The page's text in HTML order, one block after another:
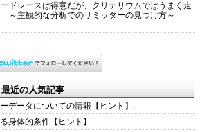
ドレースは得意だが、クリテリウムではうまく走
～主観的な分析でのリミッターの見つけ方～
近の人気記事
データについての情報【ヒント】.
身体的条件【ヒント】.